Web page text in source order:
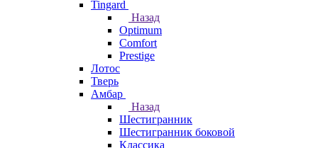
Tingard
Назад
Optimum
Comfort
Prestige
Лотос
Тверь
Амбар
Назад
Шестигранник
Шестигранник боковой
Классика